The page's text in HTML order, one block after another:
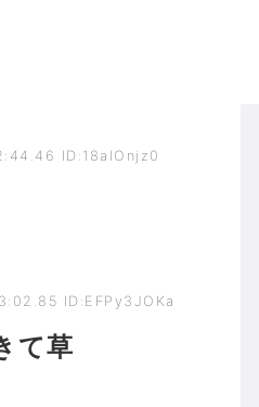
ID:18alOnjz0
ID:EFPy3JOKa
て草